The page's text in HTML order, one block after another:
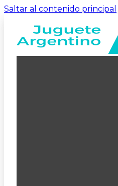
Saltar al contenido principal